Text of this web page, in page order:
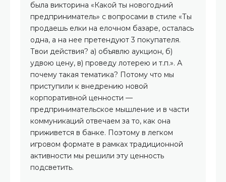
была викторина «Какой ты новогодний
предприниматель» с вопросами в стиле «Ты
продаешь елки на елочном базаре, осталась
одна, а на нее претендуют 3 покупателя.
Твои действия? а) объявлю аукцион, б)
удвою цену, в) проведу лотерею и т.п.». А
почему такая тематика? Потому что мы
приступили к внедрению новой
корпоративной ценности —
предпринимательское мышление и в части
коммуникаций отвечаем за то, как она
приживется в банке. Поэтому в легком
игровом формате в рамках традиционной
активности мы решили эту ценность
подсветить.